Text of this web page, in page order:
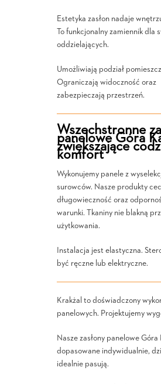
Estetyka zasłon nadaje
To funkcjonalny zamiennik dla
oddzielających.
Umożliwiają podział
Ograniczają widoczność oraz
zabezpieczają przestrzeń.
Wszechstronne
panelowe Góra
zwiększające
komfort
Wykonujemy panele z
surowców. Nasze produkty
długowieczność oraz
warunki. Tkaniny nie blakną
użytkowania.
Instalacja jest elastyczna.
być ręczne lub elektryczne.
Krakżal to doświadczony
panelowych. Projektujemy
Nasze zasłony panelowe Góra
dopasowane indywidualnie,
idealnie pasują.